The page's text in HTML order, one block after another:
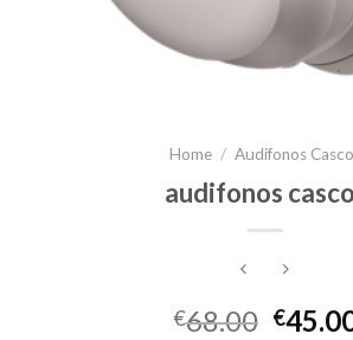
Home / Audifonos
audifonos
€68.00 €